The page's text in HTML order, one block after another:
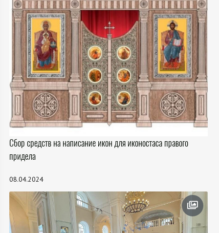
Сбор средств на написание икон для иконостаса правого
придела
08.04.2024